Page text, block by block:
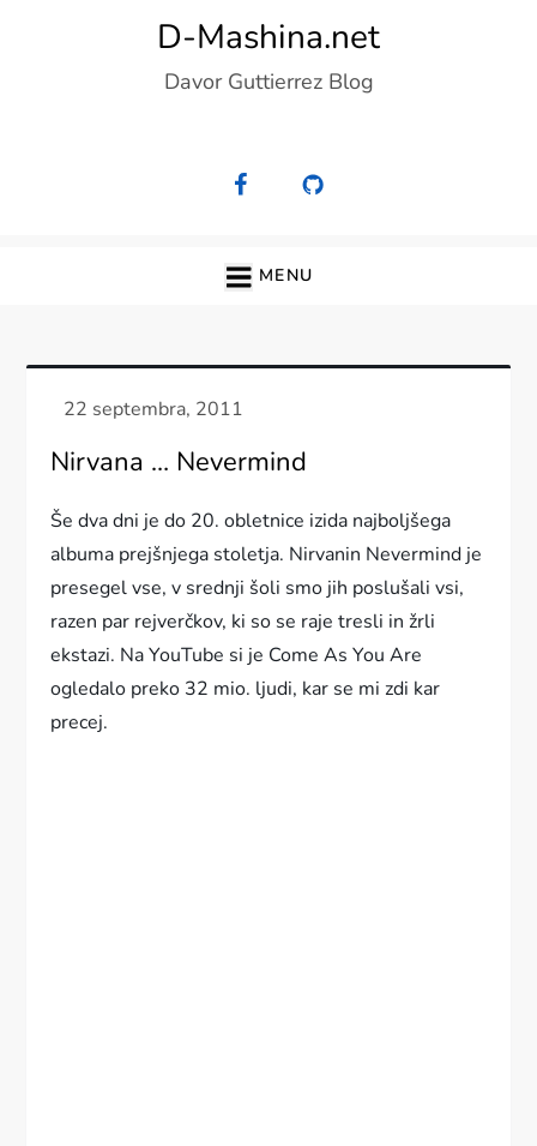
D-Mashina.net
Davor Guttierrez Blog
MENU
Nirvana … Nevermind
Še dva dni je do 20. obletnice izida najboljšega
albuma prejšnjega stoletja. Nirvanin Nevermind je
presegel vse, v srednji šoli smo jih poslušali vsi,
razen par rejverčkov, ki so se raje tresli in žrli
ekstazi. Na YouTube si je Come As You Are
ogledalo preko 32 mio. ljudi, kar se mi zdi kar
precej.